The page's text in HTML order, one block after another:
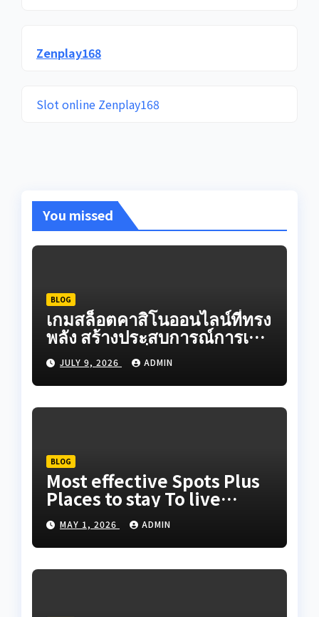
Zenplay168
Slot online Zenplay168
You missed
BLOG
เกมสล็อตคาสิโนออนไลน์ที่ทรง
พลัง สร้างประสบการณ์การเดิน
ทางออนไลน์ที่สมจริงผ่านระบบ
เกมวิดีโอที่สร้างสรรค์ใน
ปัจจุบัน
JULY 9, 2026 ADMIN
BLOG
Most effective Spots Plus
Places to stay To live
Adequately When
Checking out Oslo
Norwegian Urban center
MAY 1, 2026 ADMIN